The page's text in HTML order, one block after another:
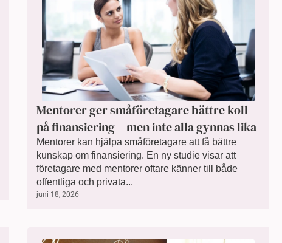
Mentorer ger småföretagare bättre koll
på finansiering – men inte alla gynnas lika
Mentorer kan hjälpa småföretagare att få bättre
kunskap om finansiering. En ny studie visar att
företagare med mentorer oftare känner till både
offentliga och privata...
juni 18, 2026